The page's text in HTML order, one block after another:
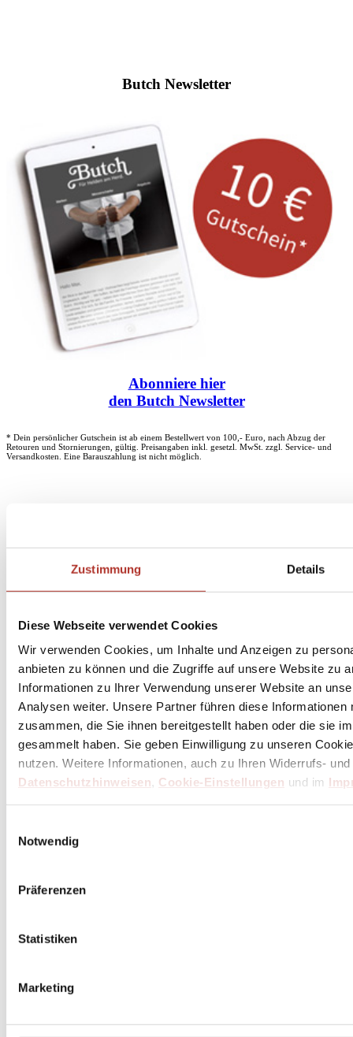
Zustimmung Details
Diese Webseite verwendet Cookies
Wir verwenden Cookies, um Inhalte und Anzeigen zu
anbieten zu können und die Zugriffe auf unsere Website zu
Informationen zu Ihrer Verwendung unserer Website an
Analysen weiter. Unsere Partner führen diese
zusammen, die Sie ihnen bereitgestellt haben oder die sie
gesammelt haben. Sie geben Einwilligung zu unseren
nutzen. Weitere Informationen, auch zu Ihren Widerrufs-
Datenschutzhinweisen, Cookie-Einstellungen und im
Notwendig
Präferenzen
Statistiken
Marketing
Butch Newsletter
Abonniere hier
den Butch Newsletter
* Dein persönlicher Gutschein ist ab einem Bestellwert von 100,- Euro, nach Abzug der
Retouren und Stornierungen, gültig. Preisangaben inkl. gesetzl. MwSt. zzgl. Service- und
Versandkosten. Eine Barauszahlung ist nicht möglich.